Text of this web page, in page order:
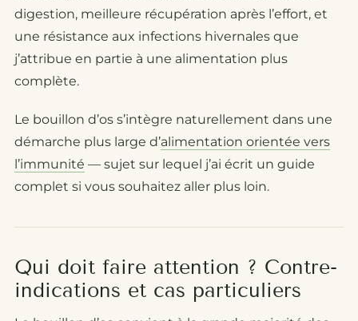
digestion, meilleure récupération après l’effort, et
une résistance aux infections hivernales que
j’attribue en partie à une alimentation plus
complète.
Le bouillon d’os s’intègre naturellement dans une
démarche plus large d’alimentation orientée vers
l’immunité — sujet sur lequel j’ai écrit un guide
complet si vous souhaitez aller plus loin.
Qui doit faire attention ? Contre-
indications et cas particuliers